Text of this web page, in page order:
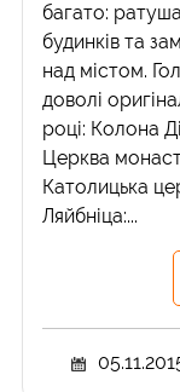
багато:
будинків та
над містом.
доволі
році: Колона
Церква
Католицька
Ляйбніца:...